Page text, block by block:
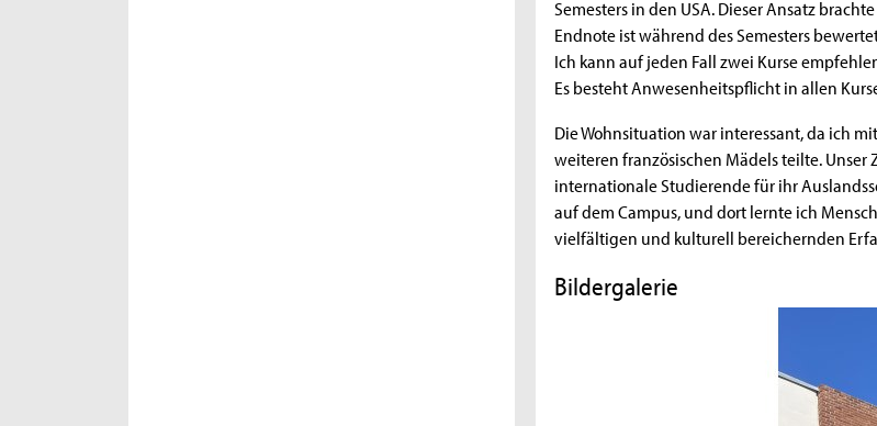
Semesters in den USA. Dieser Ansatz
Endnote ist während des Semesters
Ich kann auf jeden Fall zwei Kurse
Es besteht Anwesenheitspflicht in allen
Die Wohnsituation war interessant, da ich
weiteren französischen Mädels teilte.
internationale Studierende für ihr
auf dem Campus, und dort lernte ich
vielfältigen und kulturell bereichernden
Bildergalerie